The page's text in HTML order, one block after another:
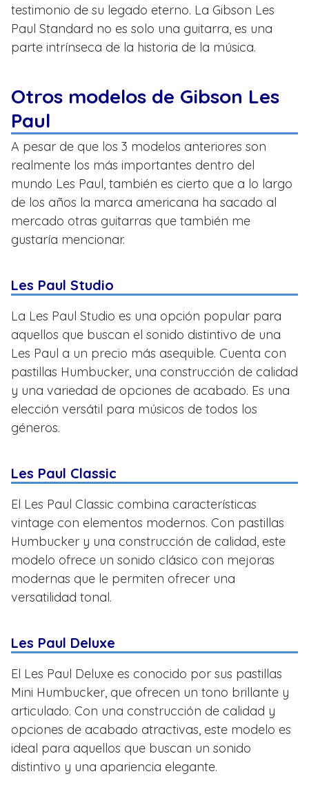
testimonio de su legado eterno. La Gibson Les
Paul Standard no es solo una guitarra, es una
parte intrínseca de la historia de la música.
Otros modelos de Gibson Les
Paul
A pesar de que los 3 modelos anteriores son
realmente los más importantes dentro del
mundo Les Paul, también es cierto que a lo largo
de los años la marca americana ha sacado al
mercado otras guitarras que también me
gustaría mencionar.
Les Paul Studio
La Les Paul Studio es una opción popular para
aquellos que buscan el sonido distintivo de una
Les Paul a un precio más asequible. Cuenta con
pastillas Humbucker, una construcción de calidad
y una variedad de opciones de acabado. Es una
elección versátil para músicos de todos los
géneros.
Les Paul Classic
El Les Paul Classic combina características
vintage con elementos modernos. Con pastillas
Humbucker y una construcción de calidad, este
modelo ofrece un sonido clásico con mejoras
modernas que le permiten ofrecer una
versatilidad tonal.
Les Paul Deluxe
El Les Paul Deluxe es conocido por sus pastillas
Mini Humbucker, que ofrecen un tono brillante y
articulado. Con una construcción de calidad y
opciones de acabado atractivas, este modelo es
ideal para aquellos que buscan un sonido
distintivo y una apariencia elegante.